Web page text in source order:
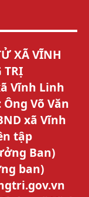
XÃ VĨNH
TRỊ
Vĩnh Linh
Võ Văn
xã Vĩnh
tập
Ban)
ban)